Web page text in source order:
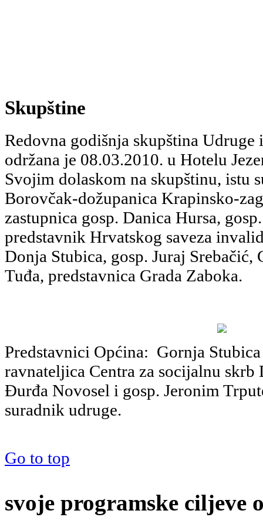
Skupštine
Redovna godišnja skupština
održana je 08.03.2010. u Hotelu
Svojim dolaskom na skupštinu, istu
Borovčak-dožupanica Krapinsko-
zastupnica gosp. Danica Hursa,
predstavnik Hrvatskog saveza
Donja Stubica, gosp. Juraj
Tuđa, predstavnica Grada Zaboka.
Predstavnici Općina: Gornja
ravnateljica Centra za socijalnu skrb
Đurđa Novosel i gosp. Jeronim
suradnik udruge.
Go to top
svoje programske ciljeve